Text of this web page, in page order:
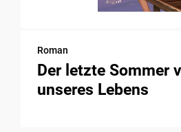
Roman
Der letzte Sommer
unseres Lebens